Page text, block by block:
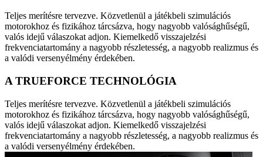
Teljes merítésre tervezve. Közvetlenül a játékbeli szimulációs
motorokhoz és fizikához tárcsázva, hogy nagyobb valósághűségű,
valós idejű válaszokat adjon. Kiemelkedő visszajelzési
frekvenciatartomány a nagyobb részletesség, a nagyobb realizmus és
a valódi versenyélmény érdekében.
A TRUEFORCE TECHNOLÓGIA
Teljes merítésre tervezve. Közvetlenül a játékbeli szimulációs
motorokhoz és fizikához tárcsázva, hogy nagyobb valósághűségű,
valós idejű válaszokat adjon. Kiemelkedő visszajelzési
frekvenciatartomány a nagyobb részletesség, a nagyobb realizmus és
a valódi versenyélmény érdekében.